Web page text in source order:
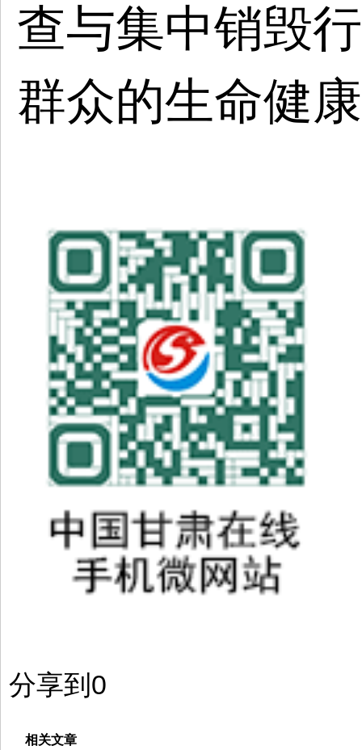
查与集中销毁
群众的生命健
分享到0
相关文章